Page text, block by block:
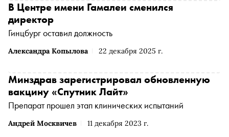
Александра Копылова 22 декабря 2025 г.
В Центре имени Гамалеи сменился
директор
Гинцбург оставил должность
Андрей Москвичев 11 декабря 2023 г.
Минздрав зарегистрировал обновленную
вакцину «Спутник Лайт»
Препарат прошел этап клинических испытаний